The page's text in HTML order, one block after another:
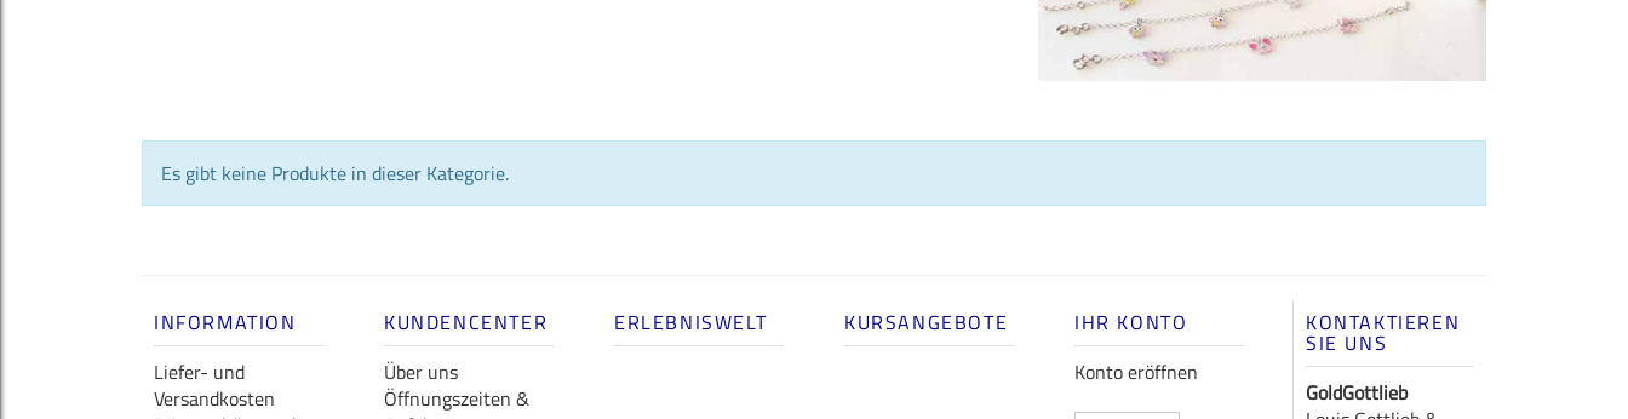
Es gibt keine Produkte in dieser Kategorie.
INFORMATION
Liefer- und
Versandkosten
KUNDENCENTER
Über uns
Öffnungszeiten &
ERLEBNISWELT KURSANGEBOTE
IHR KONTO
Konto eröffnen
KONTAKTIEREN
SIE UNS
GoldGottlieb